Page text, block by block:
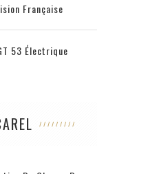
Française
53 Électrique